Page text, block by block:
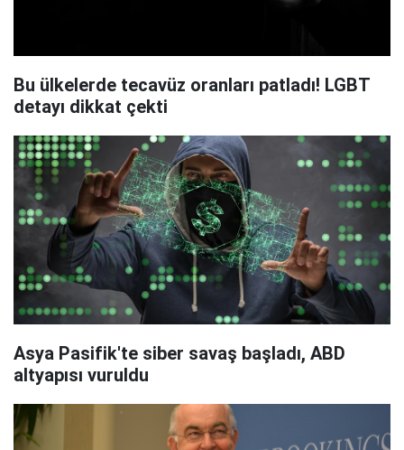
Bu ülkelerde tecavüz oranları patladı! LGBT
detayı dikkat çekti
Asya Pasifik'te siber savaş başladı, ABD
altyapısı vuruldu